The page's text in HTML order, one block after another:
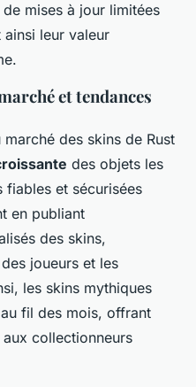
mises à jour limitées
ainsi leur valeur
et tendances
des skins de Rust
des objets les
fiables et sécurisées
en publiant
des skins,
joueurs et les
les skins mythiques
fil des mois, offrant
collectionneurs